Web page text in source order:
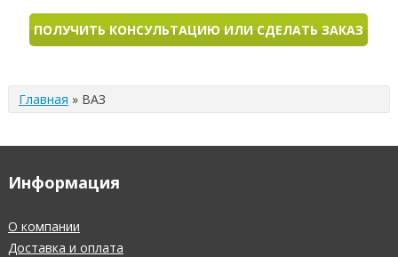
ПОЛУЧИТЬ КОНСУЛЬТАЦИЮ ИЛИ СДЕЛАТЬ ЗАКАЗ
Главная » ВАЗ
Информация
О компании
Доставка и оплата